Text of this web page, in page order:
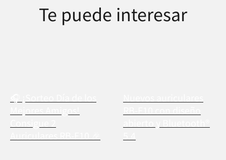
Te puede interesar